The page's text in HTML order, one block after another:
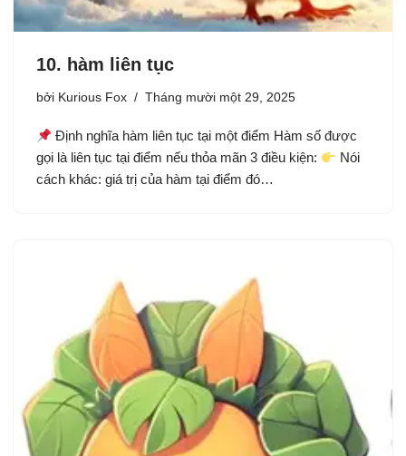
10. hàm liên tục
bởi Kurious Fox Tháng mười một 29, 2025
Định nghĩa hàm liên tục tại một điểm Hàm số được
gọi là liên tục tại điểm nếu thỏa mãn 3 điều kiện:
Nói
cách khác: giá trị của hàm tại điểm đó…